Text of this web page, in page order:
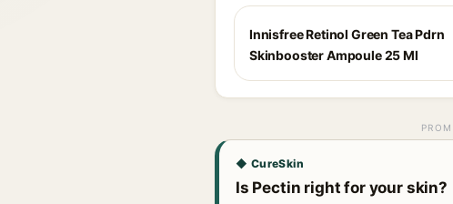
Innisfree Retinol Green Tea Pdrn
Skinbooster Ampoule 25 Ml
◆ CureSkin
Is Pectin right for your skin?